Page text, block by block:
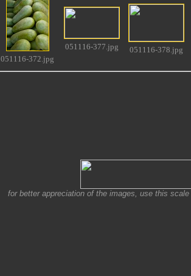
051116-372.jpg
051116-377.jpg 051116-378.jpg
for better appreciation of the images, use this